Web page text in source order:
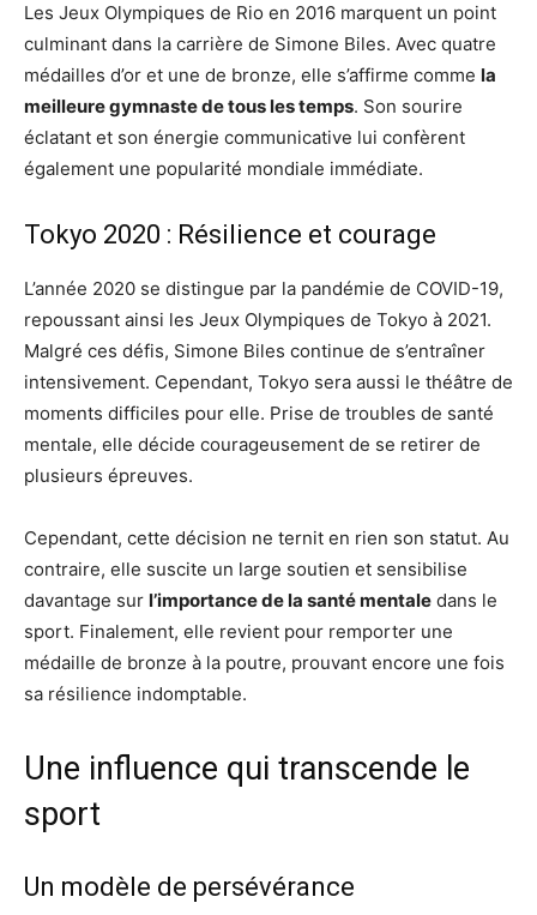
Les Jeux Olympiques de Rio en 2016 marquent un point
culminant dans la carrière de Simone Biles. Avec quatre
médailles d’or et une de bronze, elle s’affirme comme la
meilleure gymnaste de tous les temps. Son sourire
éclatant et son énergie communicative lui confèrent
également une popularité mondiale immédiate.
Tokyo 2020 : Résilience et courage
L’année 2020 se distingue par la pandémie de COVID-19,
repoussant ainsi les Jeux Olympiques de Tokyo à 2021.
Malgré ces défis, Simone Biles continue de s’entraîner
intensivement. Cependant, Tokyo sera aussi le théâtre de
moments difficiles pour elle. Prise de troubles de santé
mentale, elle décide courageusement de se retirer de
plusieurs épreuves.
Cependant, cette décision ne ternit en rien son statut. Au
contraire, elle suscite un large soutien et sensibilise
davantage sur l’importance de la santé mentale dans le
sport. Finalement, elle revient pour remporter une
médaille de bronze à la poutre, prouvant encore une fois
sa résilience indomptable.
Une influence qui transcende le
sport
Un modèle de persévérance